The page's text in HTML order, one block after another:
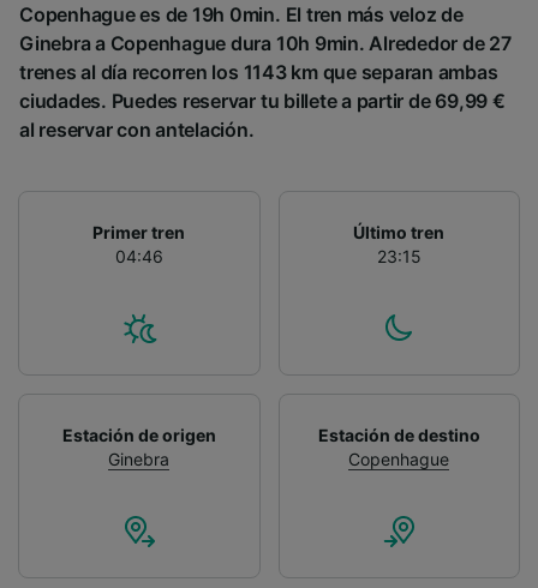
Copenhague es de 19h 0min. El tren más veloz de
Ginebra a Copenhague dura 10h 9min. Alrededor de 27
trenes al día recorren los 1143 km que separan ambas
ciudades. Puedes reservar tu billete a partir de 69,99 €
al reservar con antelación.
Primer tren
04:46
Último tren
23:15
Estación de origen
Ginebra
Estación de destino
Copenhague